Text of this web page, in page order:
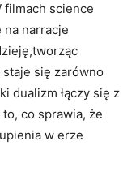
filmach science
narracje
się zarówno
dualizm łączy się z
co sprawia, że
w erze